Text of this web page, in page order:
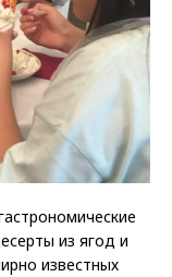
из ягод и
известных